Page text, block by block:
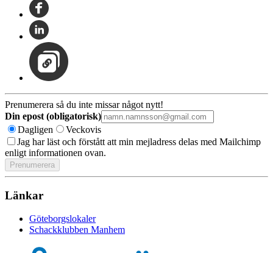
Prenumerera så du inte missar något nytt!
Din epost (obligatorisk)
Dagligen
Veckovis
Jag har läst och förstått att min mejladress delas med Mailchimp
enligt informationen ovan.
Länkar
Göteborgslokaler
Schackklubben Manhem